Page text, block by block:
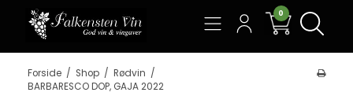
0
Forside / Shop / Rødvin /
BARBARESCO DOP, GAJA 2022